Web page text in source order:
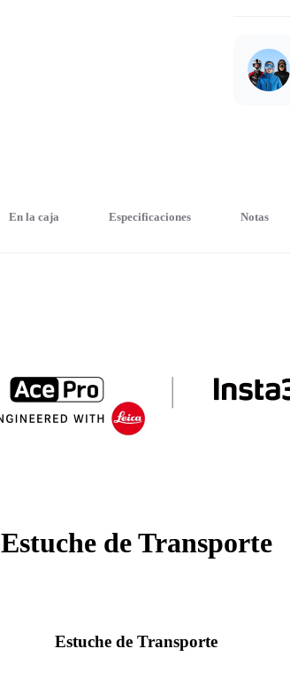
En la caja Especificaciones Notas
Estuche de Transporte
Estuche de Transporte